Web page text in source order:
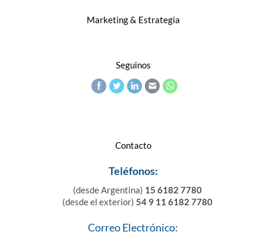
Marketing & Estrategia
Seguinos
Contacto
Teléfonos:
(desde Argentina) 15 6182 7780
(desde el exterior) 54 9 11 6182 7780
Correo Electrónico: